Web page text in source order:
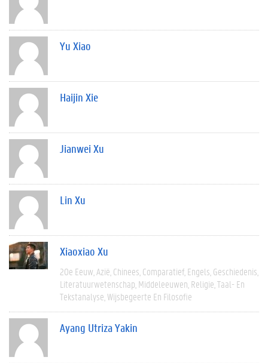
Yu Xiao
Haijin Xie
Jianwei Xu
Lin Xu
Xiaoxiao Xu
20e Eeuw Azië Chinees Comparatief Engels Geschiedenis
Literatuurwetenschap Middeleeuwen Religie Taal- En
Tekstanalyse Wijsbegeerte En Filosofie
Ayang Utriza Yakin